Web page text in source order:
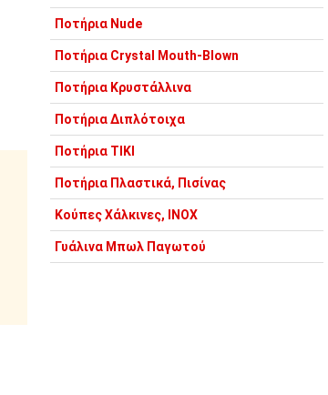
Ποτήρια Nude
Ποτήρια Crystal Mouth-Blown
Ποτήρια Κρυστάλλινα
Ποτήρια Διπλότοιχα
Ποτήρια TIKI
Ποτήρια Πλαστικά, Πισίνας
Κούπες Χάλκινες, INOX
Γυάλινα Μπωλ Παγωτού